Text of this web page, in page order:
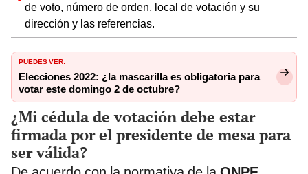
de voto, número de orden, local de votación y su
dirección y las referencias.
PUEDES VER:
Elecciones 2022: ¿la mascarilla es obligatoria para
votar este domingo 2 de octubre?
¿Mi cédula de votación debe estar
firmada por el presidente de mesa para
ser válida?